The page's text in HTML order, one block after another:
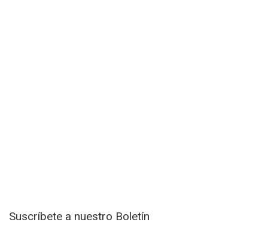
Suscríbete a nuestro Boletín